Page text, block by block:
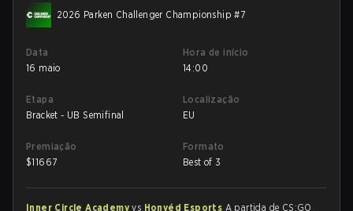
2026 Parken Challenger Championship #7
Data
16 maio
Hora de início
14:00
Etapa
Bracket - UB Semifinal
Localização
EU
Premiação
$11667
Formato
Best of 3
Inner Circle Academyvs Honvéd Esports A partida de CS:GO